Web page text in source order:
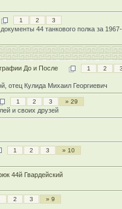
1 2 3
44 танкового полка за
До и После 1 2
отец Кулида Михаил Георгиевич
1 2 3 » 29
и своих друзей
1 2 3 » 10
44й Гвардейский
2 3 » 9